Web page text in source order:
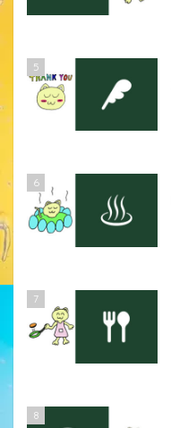
5
6
7
8